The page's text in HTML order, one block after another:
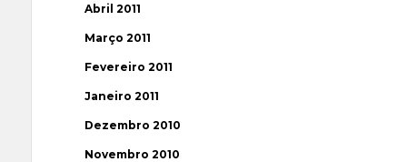
Abril 2011
Março 2011
Fevereiro 2011
Janeiro 2011
Dezembro 2010
Novembro 2010